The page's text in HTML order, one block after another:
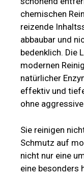
chemischen
reizende
abbaubar und
bedenklich. Die
modernen
natürlicher
effektiv und
ohne
Sie reinigen
Schmutz auf
nicht nur eine
eine besonders